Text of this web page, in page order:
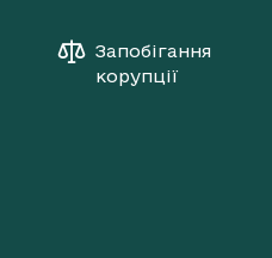
Запобігання
корупції